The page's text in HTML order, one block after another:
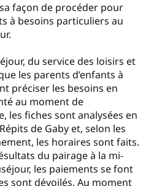
façon de procéder pour
à besoins particuliers au
du service des loisirs et
les parents d’enfants à
préciser les besoins en
au moment de
les fiches sont analysées en
de Gaby et, selon les
les horaires sont faits.
du pairage à la mi-
les paiements se font
sont dévoilés. Au moment